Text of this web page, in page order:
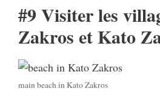
#9 Visiter les
Zakros et Kato
main beach in Kato Zakros